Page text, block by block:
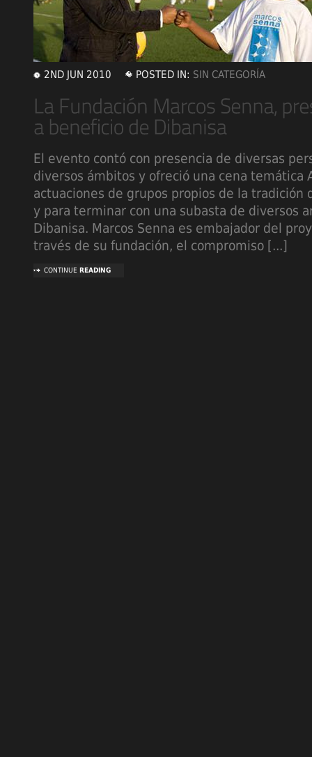
2ND JUN 2010 POSTED IN: SIN CATEGORÍA
El evento contó con presencia de diversas
diversos ámbitos y ofreció una cena temática
actuaciones de grupos propios de la tradición
y para terminar con una subasta de diversos
Dibanisa. Marcos Senna es embajador del
través de su fundación, el compromiso [...]
CONTINUE READING